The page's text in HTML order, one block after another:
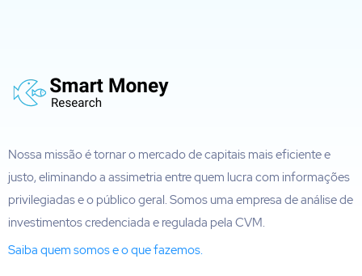
Nossa missão é tornar o mercado de capitais mais eficiente e
justo, eliminando a assimetria entre quem lucra com informações
privilegiadas e o público geral. Somos uma empresa de análise de
investimentos credenciada e regulada pela CVM.
Saiba quem somos e o que fazemos.